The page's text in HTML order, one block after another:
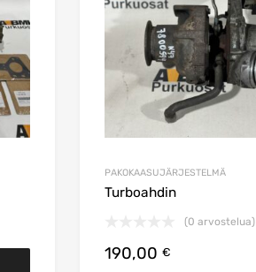
PAKOKAASUJÄRJESTELMÄ
Turboahdin
(0 arvostelua)
190,00 €